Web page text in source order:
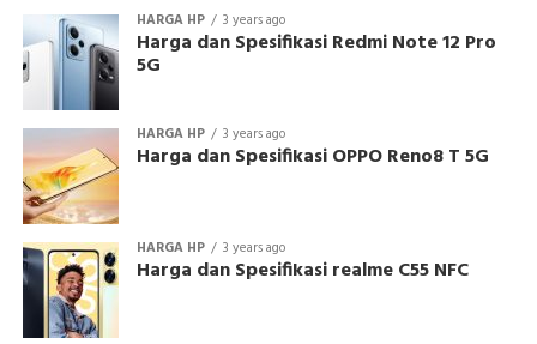
HARGA HP 3 years ago
Harga dan Spesifikasi Redmi Note 12 Pro
5G
HARGA HP 3 years ago
Harga dan Spesifikasi OPPO Reno8 T 5G
HARGA HP 3 years ago
Harga dan Spesifikasi realme C55 NFC